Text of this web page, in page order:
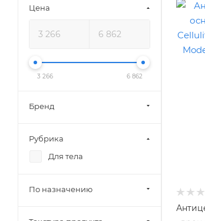
Цена
3 266 6 862
Бренд
Рубрика
Для тела
По назначению